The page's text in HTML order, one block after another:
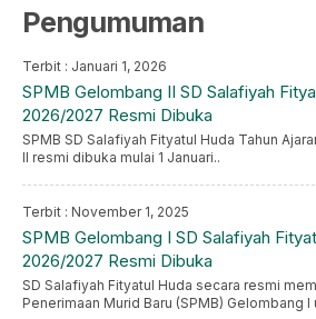
Pengumuman
Terbit : Januari 1, 2026
SPMB Gelombang II SD Salafiyah
2026/2027 Resmi Dibuka
SPMB SD Salafiyah Fityatul Huda Tahun
II resmi dibuka mulai 1 Januari..
Terbit : November 1, 2025
SPMB Gelombang I SD Salafiyah
2026/2027 Resmi Dibuka
SD Salafiyah Fityatul Huda secara resmi
Penerimaan Murid Baru (SPMB) Gelombang I